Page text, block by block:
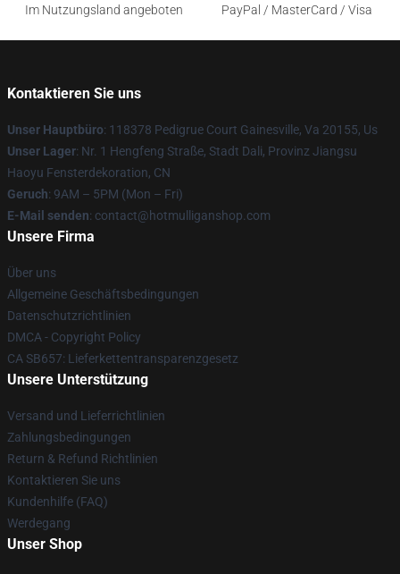
Im Nutzungsland angeboten
PayPal / MasterCard / Visa
Kontaktieren Sie uns
Unser Hauptbüro: 118378 Pedigrue Court Gainesville, Va 20155, Us
Unser Lager: Nr. 1 Hengfeng Straße, Stadt Dali, Provinz Jiangsu
Haoyu Fensterdekoration, CN
Geruch: 9AM – 5PM (Mon – Fri)
E-Mail senden: contact@hotmulliganshop.com
Unsere Firma
Über uns
Allgemeine Geschäftsbedingungen
Datenschutzrichtlinien
DMCA - Copyright Policy
CA SB657: Lieferkettentransparenzgesetz
Unsere Unterstützung
Versand und Lieferrichtlinien
Zahlungsbedingungen
Return & Refund Richtlinien
Kontaktieren Sie uns
Kundenhilfe (FAQ)
Werdegang
Unser Shop